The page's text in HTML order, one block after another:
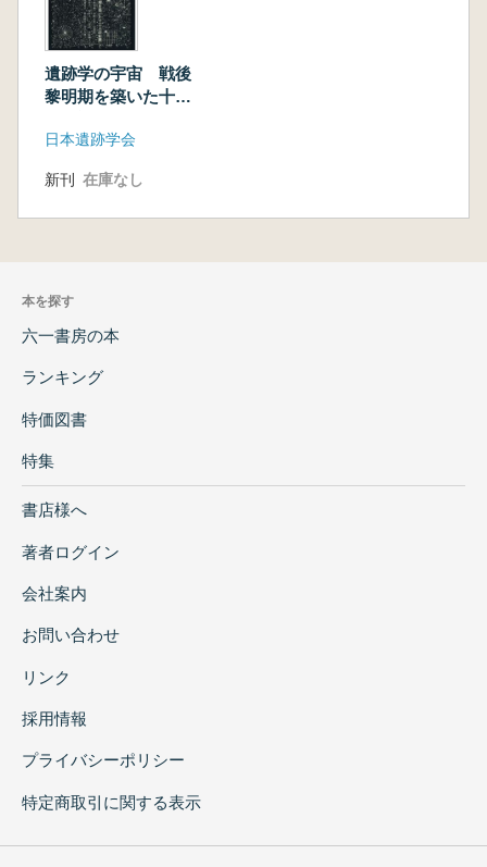
遺跡学の宇宙 戦後
黎明期を築いた十三
日本遺跡学会
新刊 在庫なし
本を探す
六一書房の本
ランキング
特価図書
特集
書店様へ
著者ログイン
会社案内
お問い合わせ
リンク
採用情報
プライバシーポリシー
特定商取引に関する表示